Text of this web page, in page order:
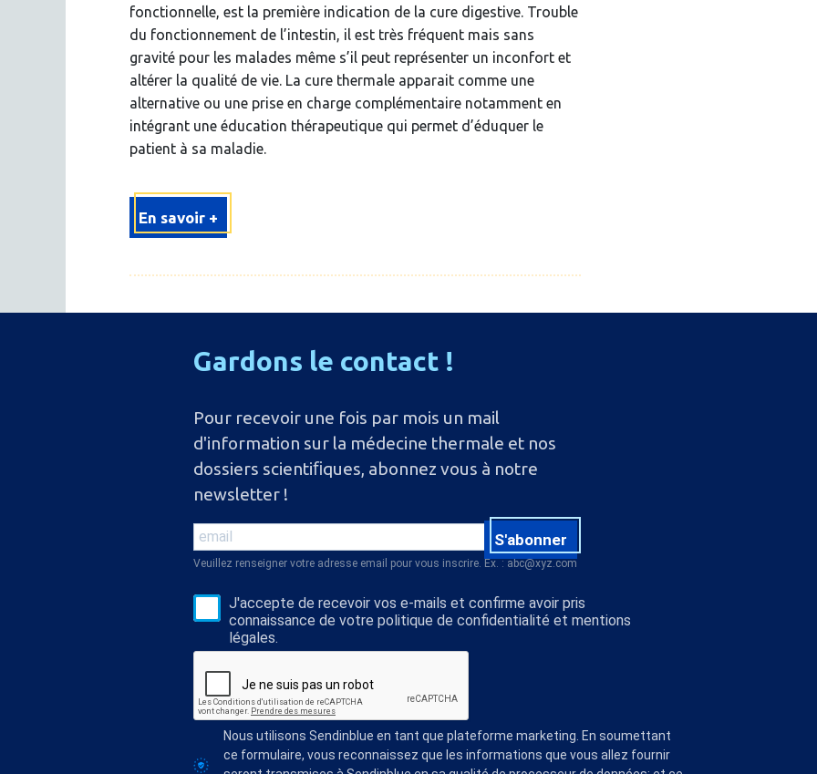
fonctionnelle, est la première indication de la cure digestive. Trouble
du fonctionnement de l’intestin, il est très fréquent mais sans
gravité pour les malades même s’il peut représenter un inconfort et
altérer la qualité de vie. La cure thermale apparait comme une
alternative ou une prise en charge complémentaire notamment en
intégrant une éducation thérapeutique qui permet d’éduquer le
patient à sa maladie.
En savoir +
Gardons le contact !
Pour recevoir une fois par mois un mail
d'information sur la médecine thermale et nos
dossiers scientiﬁques, abonnez vous à notre
newsletter !
S'abonner
Veuillez renseigner votre adresse email pour vous inscrire. Ex. : abc@xyz.com
J'accepte de recevoir vos e-mails et confirme avoir pris
connaissance de votre politique de confidentialité et mentions
légales.
Nous utilisons Sendinblue en tant que plateforme marketing. En soumettant
ce formulaire, vous reconnaissez que les informations que vous allez fournir